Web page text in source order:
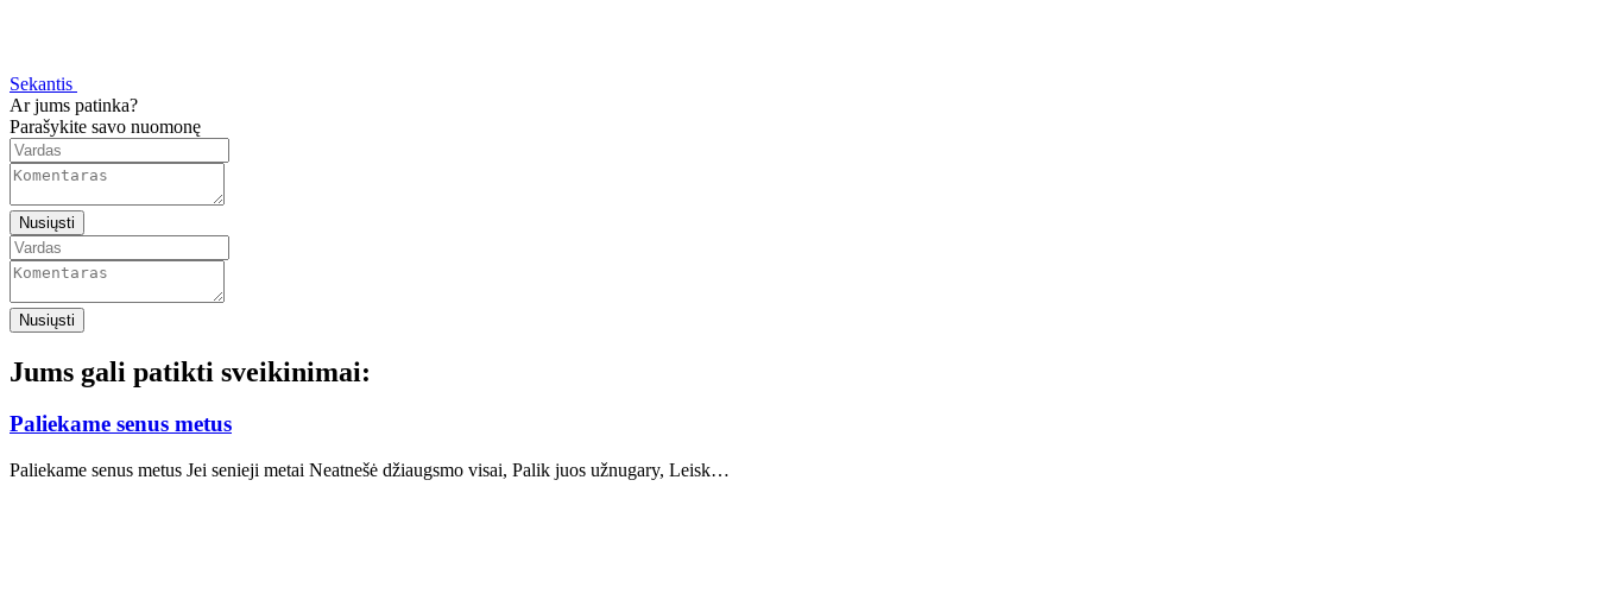
Sekantis
Ar jums patinka?
Parašykite savo nuomonę
Nusiųsti
Nusiųsti
Jums gali patikti sveikinimai:
Paliekame senus metus
Paliekame senus metus Jei senieji metai Neatnešė džiaugsmo visai, Palik juos užnugary, Leisk…